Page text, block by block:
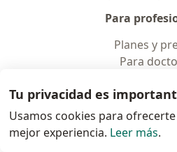
Para
Planes y
Para
Noa Notes
Recursos
Condiciones de los
Tu privacidad es
Usamos cookies para
mejor experiencia. Leer más.